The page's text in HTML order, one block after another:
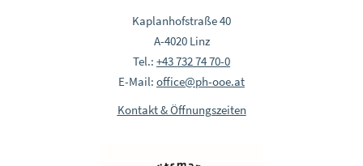
Kaplanhofstraße 40
A-4020 Linz
Tel.: +43 732 74 70-0
E-Mail: office@ph-ooe.at
Kontakt & Öffnungszeiten